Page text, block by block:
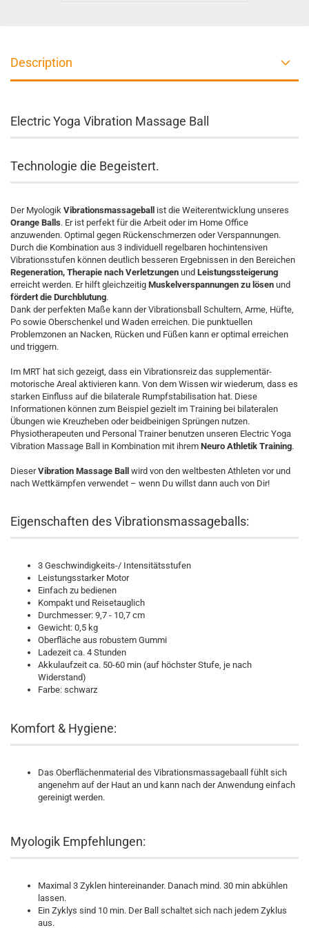
Description
Electric Yoga Vibration Massage Ball
Technologie die Begeistert.
Der Myologik Vibrationsmassageball
ist die Weiterentwicklung unseres
Orange Balls. Er ist perfekt für die Arbeit oder im Home Office
anzuwenden. Optimal gegen Rückenschmerzen oder Verspannungen.
Durch die Kombination aus 3 individuell regelbaren hochintensiven
Vibrationsstufen können deutlich besseren Ergebnissen in den Bereichen
Regeneration, Therapie nach Verletzungen und Leistungssteigerung
erreicht werden. Er hilft gleichzeitig Muskelverspannungen zu lösen und
fördert die Durchblutung.
Dank der perfekten Maße kann der Vibrationsball Schultern, Arme, Hüfte,
Po sowie Oberschenkel und Waden erreichen. Die punktuellen
Problemzonen an Nacken, Rücken und Füßen kann er optimal erreichen
und triggern.
Im MRT hat sich gezeigt, dass ein Vibrationsreiz das supplementär-
motorische Areal aktivieren kann. Von dem Wissen wir wiederum, dass es
starken Einfluss auf die bilaterale Rumpfstabilisation hat. Diese
Informationen können zum Beispiel gezielt im Training bei bilateralen
Übungen wie Kreuzheben oder beidbeinigen Sprüngen nutzen.
Physiotherapeuten und Personal Trainer benutzen unseren Electric Yoga
Vibration Massage Ball in Kombination mit ihrem Neuro Athletik Training.
DieserVibration Massage Ball wird von den weltbesten Athleten vor und
nach Wettkämpfen verwendet – wenn Du willst dann auch von Dir!
Eigenschaften des Vibrationsmassageballs:
3 Geschwindigkeits-/ Intensitätsstufen
Leistungsstarker Motor
Einfach zu bedienen
Kompakt und Reisetauglich
Durchmesser: 9,7 - 10,7 cm
Gewicht: 0,5 kg
Oberfläche aus robustem Gummi
Ladezeit ca. 4 Stunden
Akkulaufzeit ca. 50-60 min (auf höchster Stufe, je nach
Widerstand)
Farbe: schwarz
Komfort & Hygiene:
Das Oberflächenmaterial des Vibrationsmassagebaall fühlt sich
angenehm auf der Haut an und kann nach der Anwendung einfach
gereinigt werden.
Myologik Empfehlungen:
Maximal 3 Zyklen hintereinander. Danach mind. 30 min abkühlen
lassen.
Ein Zyklys sind 10 min. Der Ball schaltet sich nach jedem Zyklus
aus.